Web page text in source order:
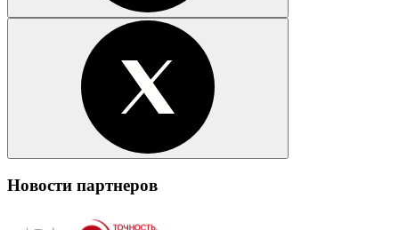
Новости партнеров